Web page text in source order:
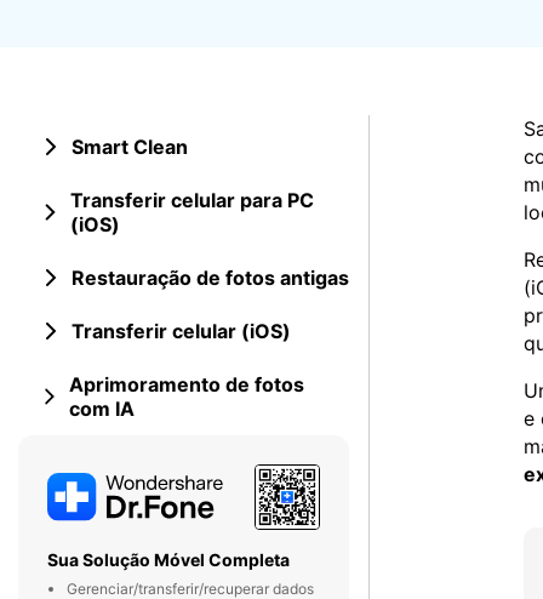
Smart Clean
Transferir celular para PC
(iOS)
Restauração de fotos antigas
Transferir celular (iOS)
Aprimoramento de fotos
com IA
Sua Solução Móvel Completa
Gerenciar/transferir/recuperar dados
e